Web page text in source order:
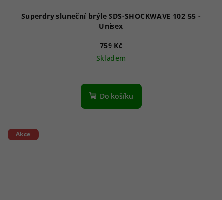
Superdry sluneční brýle SDS-SHOCKWAVE 102 55 -
Unisex
759 Kč
Skladem
Do košíku
Akce